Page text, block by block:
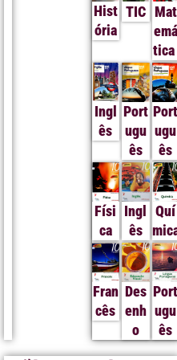
Hist
ória
TIC Mat
emá
tica
Ingl
ês
Port
ugu
ês
Port
ugu
ês
Físi
ca
Ingl
ês
Quí
Fran
cês
Des
enh
o
Port
ugu
ês